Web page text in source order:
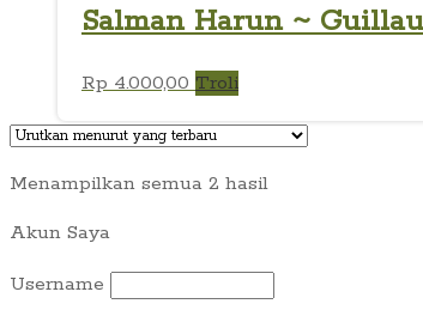
Salman Harun ~
Rp 4.000,00 Troli
Menampilkan semua 2 hasilDiurutkan
Akun Saya
Username